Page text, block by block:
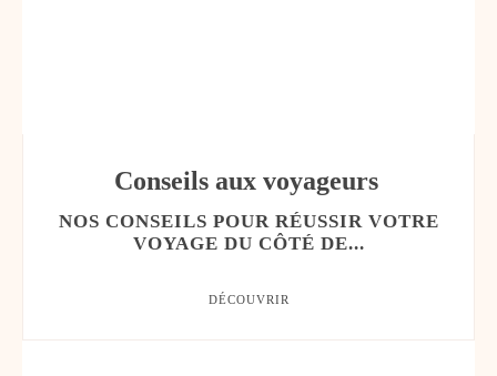
Conseils aux voyageurs
NOS CONSEILS POUR RÉUSSIR VOTRE
VOYAGE DU CÔTÉ DE...
DÉCOUVRIR